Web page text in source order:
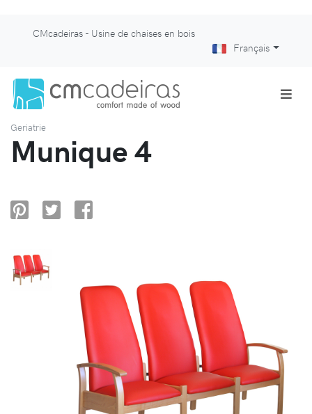
CMcadeiras - Usine de chaises en bois
Français
Geriatrie
Munique 4